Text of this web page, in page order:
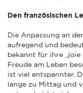
Den französischen
Die Anpassung an
aufregend und
bekannt für ihre „joie
Freude am Leben
ist viel entspannter.
lange zu Mittag und